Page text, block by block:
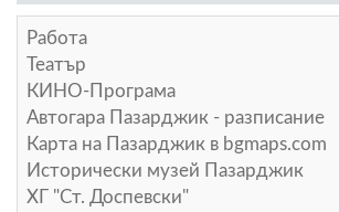
Работа
Театър
КИНО-Програма
Автогара Пазарджик - разписание
Карта на Пазарджик в bgmaps.com
Исторически музей Пазарджик
ХГ "Ст. Доспевски"